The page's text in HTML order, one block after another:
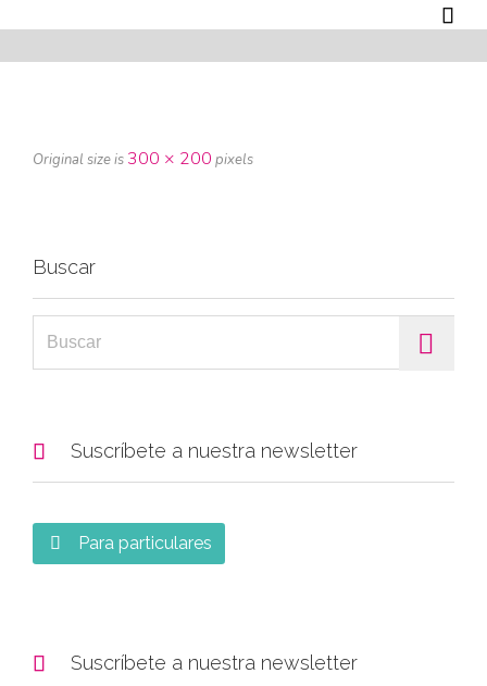

Original size is 300 × 200 pixels
Buscar
 Suscríbete a nuestra newsletter
 Para particulares
 Suscríbete a nuestra newsletter